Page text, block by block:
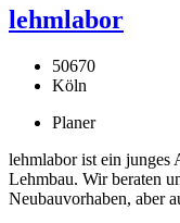
lehmlabor
50670
Köln
Planer
lehmlabor ist ein junges
Lehmbau. Wir beraten
Neubauvorhaben, aber